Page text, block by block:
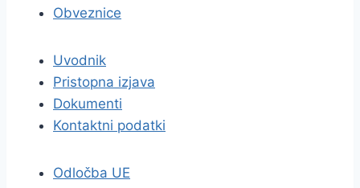
Obveznice
Uvodnik
Pristopna izjava
Dokumenti
Kontaktni podatki
Odločba UE